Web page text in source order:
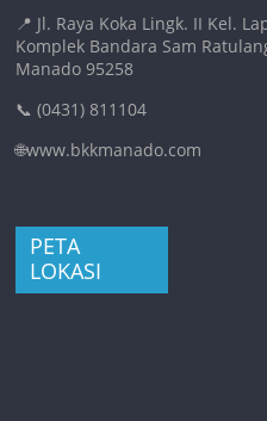
📍 Jl. Raya Koka Lingk. II Kel.
Komplek Bandara Sam
Manado 95258
📞 (0431) 811104
🌐www.bkkmanado.com
PETA
LOKASI